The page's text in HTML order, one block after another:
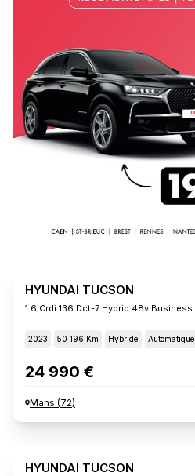
HYUNDAI TUCSON
1.6 Crdi 136 Dct-7 Hybrid 48v Business
2023 50 196 Km Hybride Automatique
24 990 €
Mans (72)
HYUNDAI TUCSON